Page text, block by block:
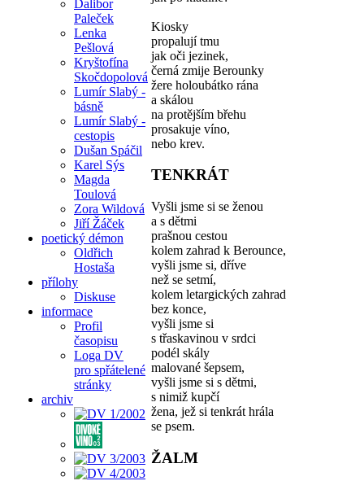
Dalibor
Paleček
Lenka
Pešlová
Kryštofína
Skočdopolová
Lumír Slabý -
básně
Lumír Slabý -
cestopis
Dušan Spáčil
Karel Sýs
Magda
Toulová
Zora Wildová
Jiří Žáček
poetický démon
Oldřich
Hostaša
přílohy
Diskuse
informace
Profil
časopisu
Loga DV
pro spřátelené
stránky
archiv
Kiosky
propalují tmu
jak oči jezinek,
černá zmije Berounky
žere holoubátko rána
a skálou
na protějším břehu
prosakuje víno,
nebo krev.
TENKRÁT
Vyšli jsme si se ženou
a s dětmi
prašnou cestou
kolem zahrad k Berounce,
vyšli jsme si, dříve
než se setmí,
kolem letargických zahrad
bez konce,
vyšli jsme si
s třaskavinou v srdci
podél skály
malované šepsem,
vyšli jsme si s dětmi,
s nimiž kupčí
žena, jež si tenkrát hrála
se psem.
ŽALM